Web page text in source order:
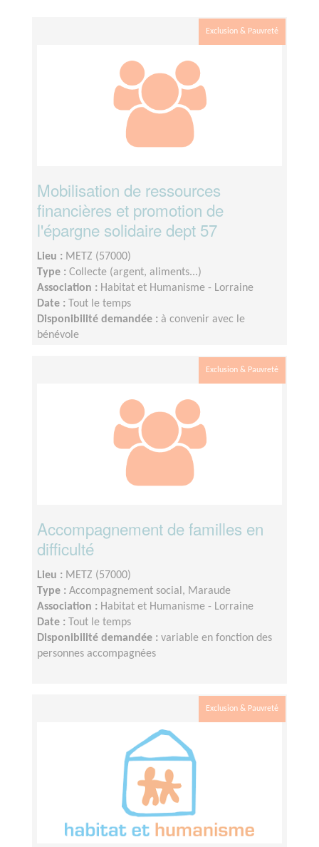
Exclusion & Pauvreté
Mobilisation de ressources
financières et promotion de
l'épargne solidaire dept 57
Lieu : METZ (57000)
Type : Collecte (argent, aliments...)
Association : Habitat et Humanisme - Lorraine
Date :
Tout le temps
Disponibilité demandée : à convenir avec le
bénévole
Exclusion & Pauvreté
Accompagnement de familles en
difficulté
Lieu : METZ (57000)
Type : Accompagnement social, Maraude
Association : Habitat et Humanisme - Lorraine
Date :
Tout le temps
Disponibilité demandée : variable en fonction des
personnes accompagnées
Exclusion & Pauvreté